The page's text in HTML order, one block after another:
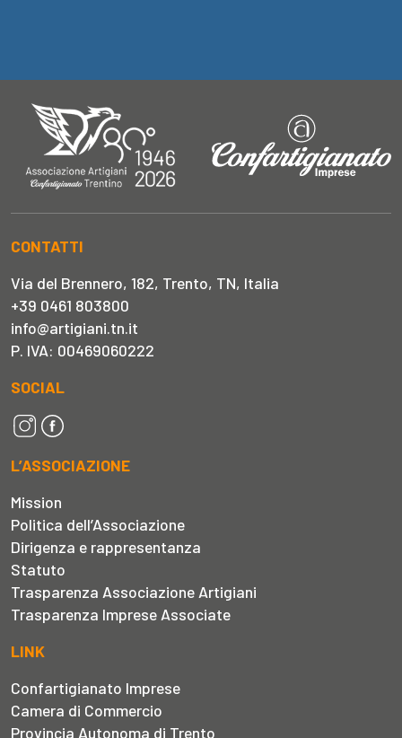
CONTATTI
Via del Brennero, 182, Trento, TN, Italia
+39 0461 803800
info@artigiani.tn.it
P. IVA: 00469060222
SOCIAL
L’ASSOCIAZIONE
Mission
Politica dell’Associazione
Dirigenza e rappresentanza
Statuto
Trasparenza Associazione Artigiani
Trasparenza Imprese Associate
LINK
Confartigianato Imprese
Camera di Commercio
Provincia Autonoma di Trento